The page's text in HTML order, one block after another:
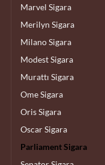
Marvel Sigara
Merilyn Sigara
Milano Sigara
Modest Sigara
Murattı Sigara
Ome Sigara
Oris Sigara
Oscar Sigara
Parliament Sigara